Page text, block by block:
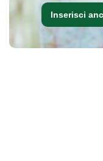
Inserisci